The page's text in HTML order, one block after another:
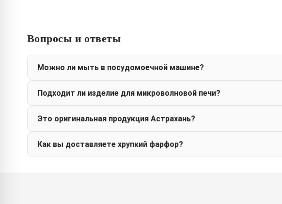
Вопросы и ответы
Можно ли мыть в посудомоечной машине?
Подходит ли изделие для микроволновой печи?
Это оригинальная продукция Астрахань?
Как вы доставляете хрупкий фарфор?